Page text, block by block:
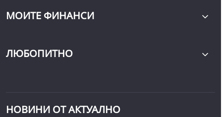
МОИТЕ ФИНАНСИ
ЛЮБОПИТНО
НОВИНИ ОТ АКТУАЛНО